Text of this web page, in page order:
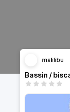
malilibu
Bassin /